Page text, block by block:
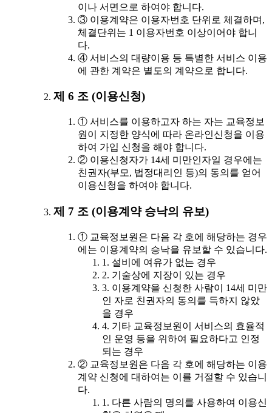
이나 서면으로 하여야 합니다.
③ 이용계약은 이용자번호 단위로 체결하며,
체결단위는 1 이용자번호 이상이어야 합니
다.
④ 서비스의 대량이용 등 특별한 서비스 이용
에 관한 계약은 별도의 계약으로 합니다.
제 6 조 (이용신청)
① 서비스를 이용하고자 하는 자는 교육정보
원이 지정한 양식에 따라 온라인신청을 이용
하여 가입 신청을 해야 합니다.
② 이용신청자가 14세 미만인자일 경우에는
친권자(부모, 법정대리인 등)의 동의를 얻어
이용신청을 하여야 합니다.
제 7 조 (이용계약 승낙의 유보)
① 교육정보원은 다음 각 호에 해당하는 경우
에는 이용계약의 승낙을 유보할 수 있습니다.
1. 설비에 여유가 없는 경우
2. 기술상에 지장이 있는 경우
3. 이용계약을 신청한 사람이 14세 미만
인 자로 친권자의 동의를 득하지 않았
을 경우
4. 기타 교육정보원이 서비스의 효율적
인 운영 등을 위하여 필요하다고 인정
되는 경우
② 교육정보원은 다음 각 호에 해당하는 이용
계약 신청에 대하여는 이를 거절할 수 있습니
다.
1. 다른 사람의 명의를 사용하여 이용신